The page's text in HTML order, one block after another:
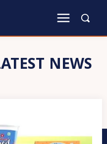
NEWS